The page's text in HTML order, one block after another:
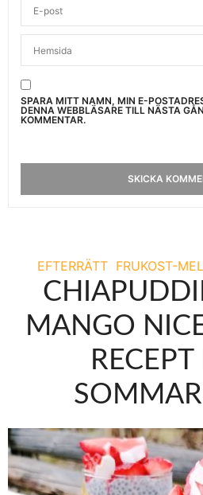
SPARA MITT NAMN, MIN E-
DENNA WEBBLÄSARE TILL NÄSTA
KOMMENTAR.
EFTERRÄTT FRUKOST-
MANGO